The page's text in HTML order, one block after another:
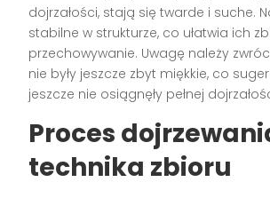
dojrzałości, stają się twarde i suche.
stabilne w strukturze, co ułatwia ich
przechowywanie. Uwagę należy
nie były jeszcze zbyt miękkie, co
jeszcze nie osiągnęły pełnej
Proces
technika zbioru